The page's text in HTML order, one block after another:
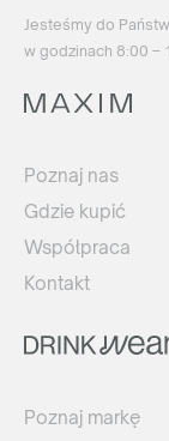
Jesteśmy do
w godzinach 8:00 –
Poznaj nas
Gdzie kupić
Współpraca
Kontakt
Poznaj markę